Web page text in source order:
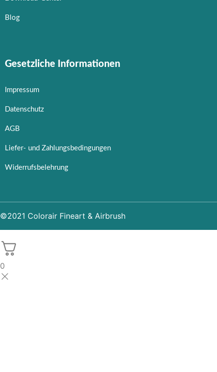
Blog
Gesetzliche Informationen
Impressum
Datenschutz
AGB
Liefer- und Zahlungsbedingungen
Widerrufsbelehrung
©2021 Colorair Fineart & Airbrush
0